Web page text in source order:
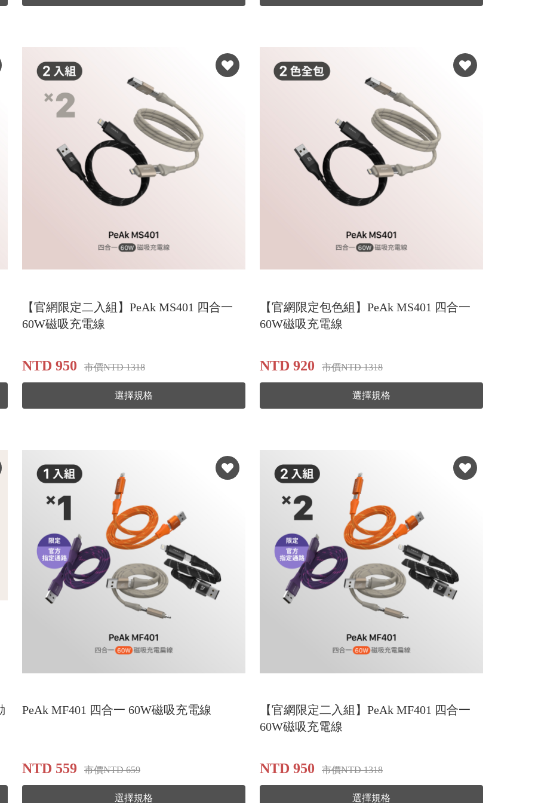
【官網限定二入組】PeAk MS401 四合一
60W磁吸充電線
NTD 950 市價NTD 1318
選擇規格
【官網限定包色組】PeAk MS401 四合一
60W磁吸充電線
NTD 920 市價NTD 1318
選擇規格
PeAk MF401 四合一 60W磁吸充電線
NTD 559 市價NTD 659
選擇規格
【官網限定二入組】PeAk MF401 四合一
60W磁吸充電線
NTD 950 市價NTD 1318
選擇規格